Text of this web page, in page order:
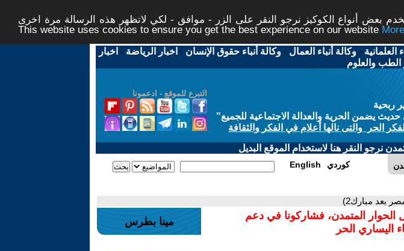
بعض أنواع الكوكيز نرجو النقر على الزر - موافق - لكي لاتظهر هذه الرسالة مرة اخرى -
This website uses cookies to ensure you get the best experience on our website
العلمانية -وكالة أنباء العمال -وكالة أنباء حقوق الإنسان - اخبار الرياضة - اخبار
الطب والعلوم
التبرع للموقع - ادعمونا
ربحية
يضمن الحرية والعدالة الاجتماعية للجميع"
الحر والتى نالها أعلام في الفكر والثقافة
نرجو النقر هنا لاستخدام الموقع البديل
English كوردي
بعد مبارك2)
الحوار المتمدن، فشاركونا في دعم
اليساري الحر
مينا بطرس